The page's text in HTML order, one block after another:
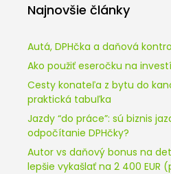
Najnovšie články
Autá, DPHčka a daňová
Ako použiť eseročku na
Cesty konateľa z bytu do
praktická tabuľka
Jazdy “do práce”: sú biznis
odpočítanie DPHčky?
Autor vs daňový bonus na
lepšie vykašlať na 2 400 EUR